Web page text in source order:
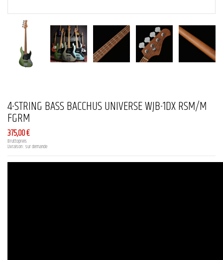
4-STRING BASS BACCHUS UNIVERSE WJB-1DX RSM/M
FGRM
375,00 €
Bruttopreis
Livraison : sur demande